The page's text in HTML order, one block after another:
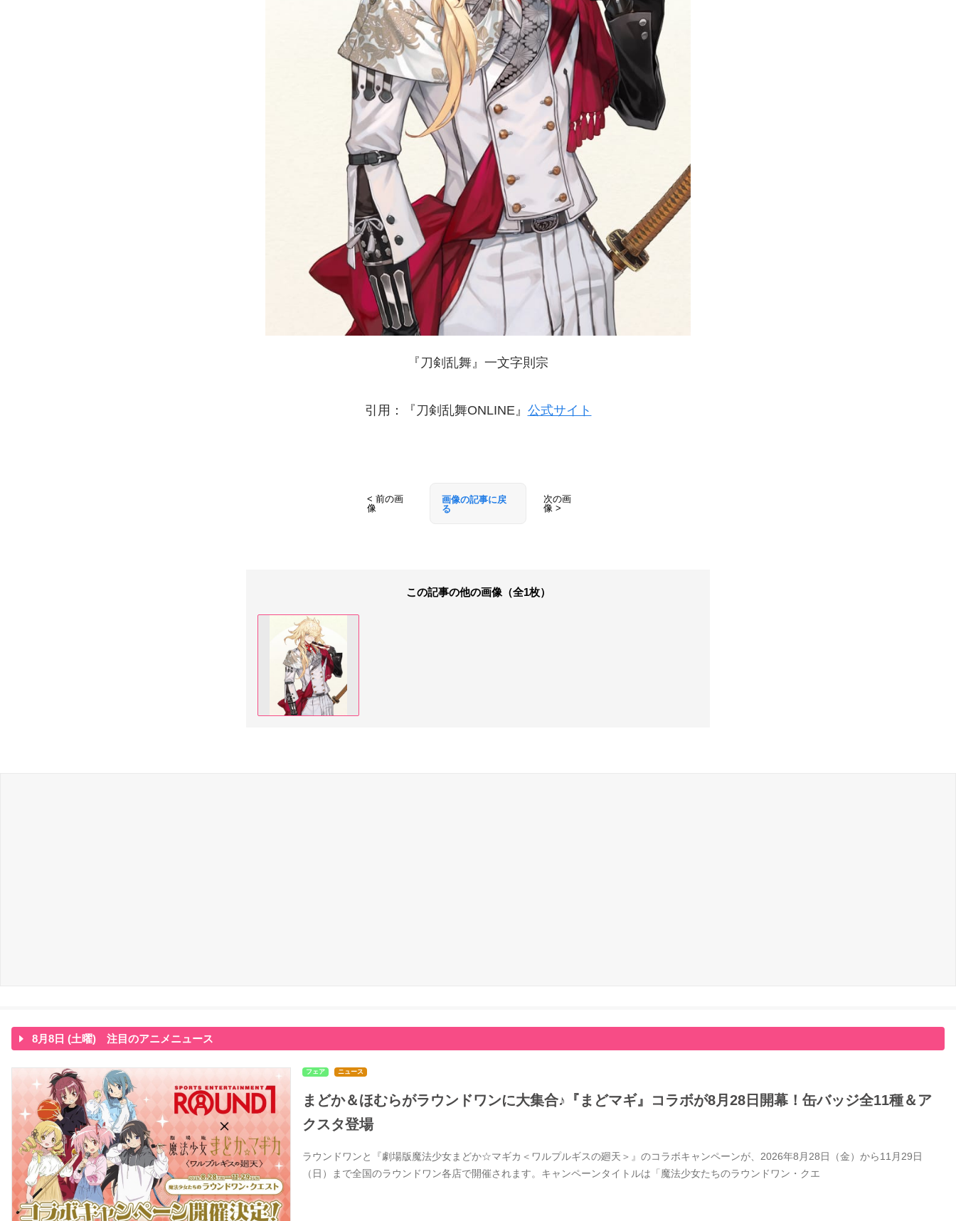
『刀剣乱舞』一文字則宗
引用：『刀剣乱舞ONLINE』 公式サイト
< 前の画
像
画像の記事に戻
る
次の画
像 >
この記事の他の画像（全1枚）
8月8日 (土曜) 注目のアニメニュース
フェア ニュース
まどか＆ほむらがラウンドワンに大集合♪『まどマギ』コラボが8月28日開幕！缶バッジ全11種＆ア
クスタ登場
ラウンドワンと『劇場版魔法少女まどか☆マギカ＜ワルプルギスの廻天＞』のコラボキャンペーンが、2026年8月28日（金）から11月29日
（日）まで全国のラウンドワン各店で開催されます。キャンペーンタイトルは「魔法少女たちのラウンドワン・クエ